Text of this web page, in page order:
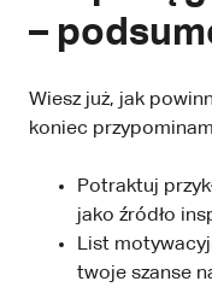
–
Wiesz już, jak
koniec
Potraktuj
jako źródło
List
twoje szanse